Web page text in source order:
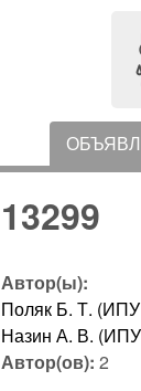
13299
Автор(ы):
Поляк Б. Т.
Назин А. В.
Автор(ов):2